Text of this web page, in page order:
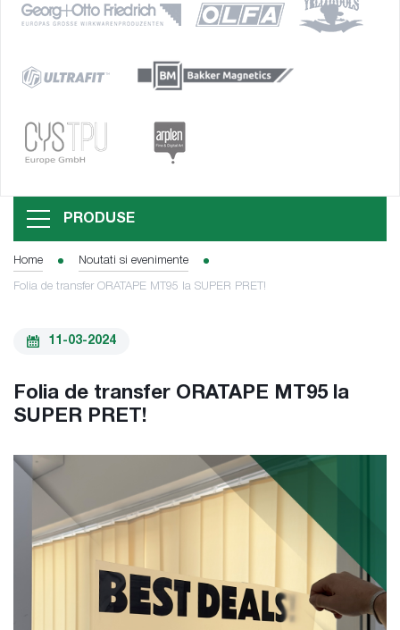
PRODUSE
Home Noutati si evenimente
Folia de transfer ORATAPE MT95 la SUPER PRET!
11-03-2024
Folia de transfer ORATAPE MT95 la
SUPER PRET!